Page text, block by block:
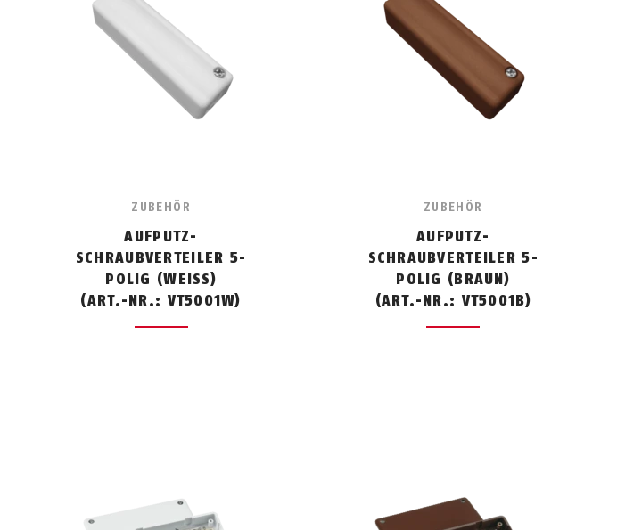
ZUBEHÖR
AUFPUTZ-
SCHRAUBVERTEILER 5-
POLIG (WEISS)
(ART.-NR.: VT5001W)
ZUBEHÖR
AUFPUTZ-
SCHRAUBVERTEILER 5-
POLIG (BRAUN)
(ART.-NR.: VT5001B)